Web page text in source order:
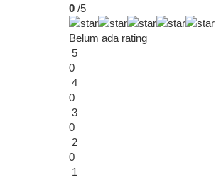
0 /5
Belum ada rating
5
0
4
0
3
0
2
0
1